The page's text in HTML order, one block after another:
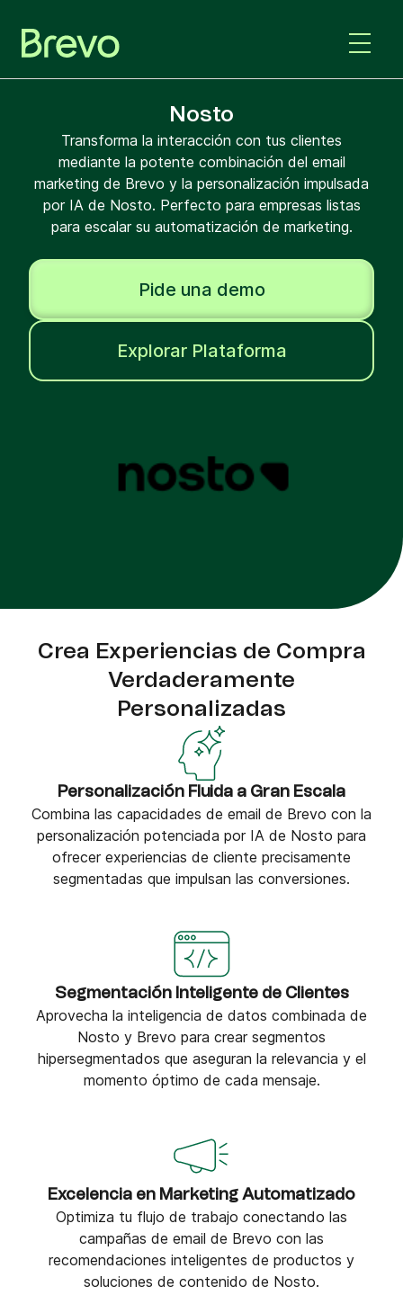
Nosto
Transforma la interacción con tus clientes
mediante la potente combinación del email
marketing de Brevo y la personalización impulsada
por IA de Nosto. Perfecto para empresas listas
para escalar su automatización de marketing.
Pide una demo
Explorar Plataforma
Crea Experiencias de Compra
Verdaderamente
Personalizadas
Personalización Fluida a Gran Escala
Combina las capacidades de email de Brevo con la
personalización potenciada por IA de Nosto para
ofrecer experiencias de cliente precisamente
segmentadas que impulsan las conversiones.
Segmentación Inteligente de Clientes
Aprovecha la inteligencia de datos combinada de
Nosto y Brevo para crear segmentos
hipersegmentados que aseguran la relevancia y el
momento óptimo de cada mensaje.
Excelencia en Marketing Automatizado
Optimiza tu flujo de trabajo conectando las
campañas de email de Brevo con las
recomendaciones inteligentes de productos y
soluciones de contenido de Nosto.